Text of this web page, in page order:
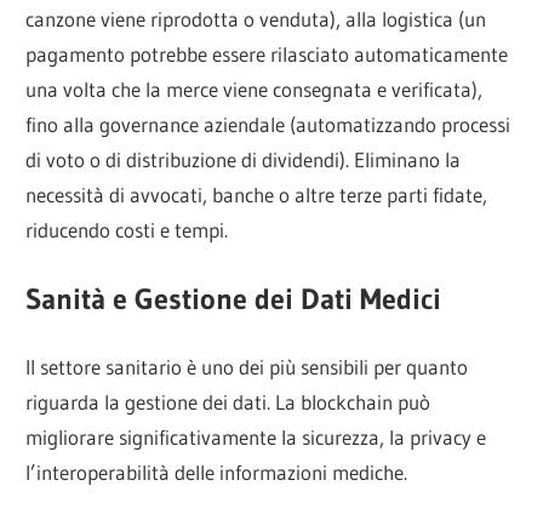
canzone viene riprodotta o venduta), alla logistica (un
pagamento potrebbe essere rilasciato automaticamente
una volta che la merce viene consegnata e verificata),
fino alla governance aziendale (automatizzando processi
di voto o di distribuzione di dividendi). Eliminano la
necessità di avvocati, banche o altre terze parti fidate,
riducendo costi e tempi.
Sanità e Gestione dei Dati Medici
Il settore sanitario è uno dei più sensibili per quanto
riguarda la gestione dei dati. La blockchain può
migliorare significativamente la sicurezza, la privacy e
l’interoperabilità delle informazioni mediche.